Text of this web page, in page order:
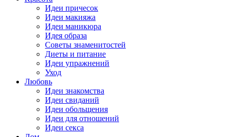
Идеи причесок
Идеи макияжа
Идеи маникюра
Идея образа
Советы знаменитостей
Диеты и питание
Идеи упражнений
Уход
Любовь
Идеи знакомства
Идеи свиданий
Идеи обольщения
Идеи для отношений
Идеи секса